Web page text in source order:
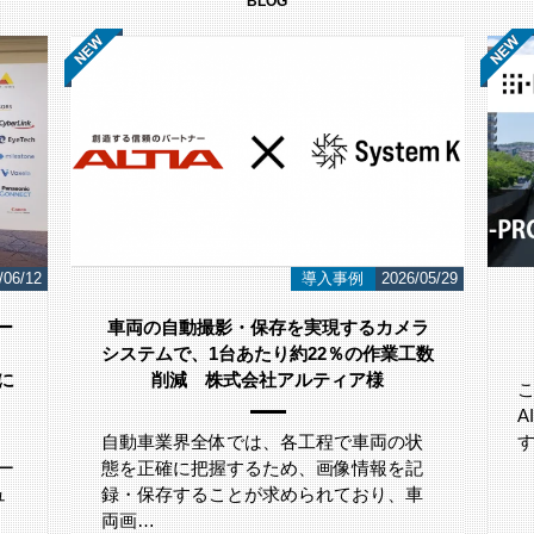
06/12 導入事例 2026/05/29
車両の自動撮影・保存を実現するカメラ
システムで、1台あたり約22％の作業工数
削減 株式会社アルティア様
自動車業界全体では、各工程で車両の状
態を正確に把握するため、画像情報を記
録・保存することが求められており、車
両画…